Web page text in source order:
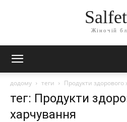
Жіночій
додому теги Продукти здорового
тег: Продукти
харчування